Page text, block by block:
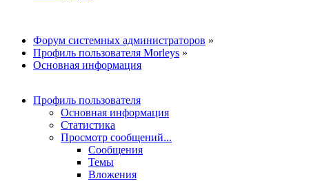
Форум системных администраторов »
Профиль пользователя Morleys »
Основная информация
Профиль пользователя
Основная информация
Статистика
Просмотр сообщений...
Сообщения
Темы
Вложения